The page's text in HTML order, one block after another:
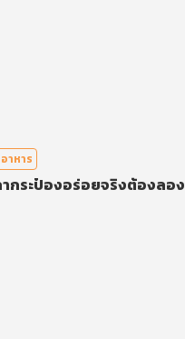
อาหาร
กระป๋องอร่อยจริงต้องลอง